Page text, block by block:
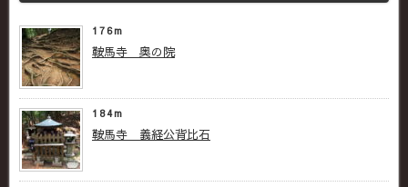
176m
鞍馬寺 奥の院
184m
鞍馬寺 義経公背比石